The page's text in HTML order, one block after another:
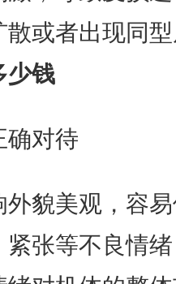
或者出现同型
少钱
对待
貌美观，容易
紧张等不良情